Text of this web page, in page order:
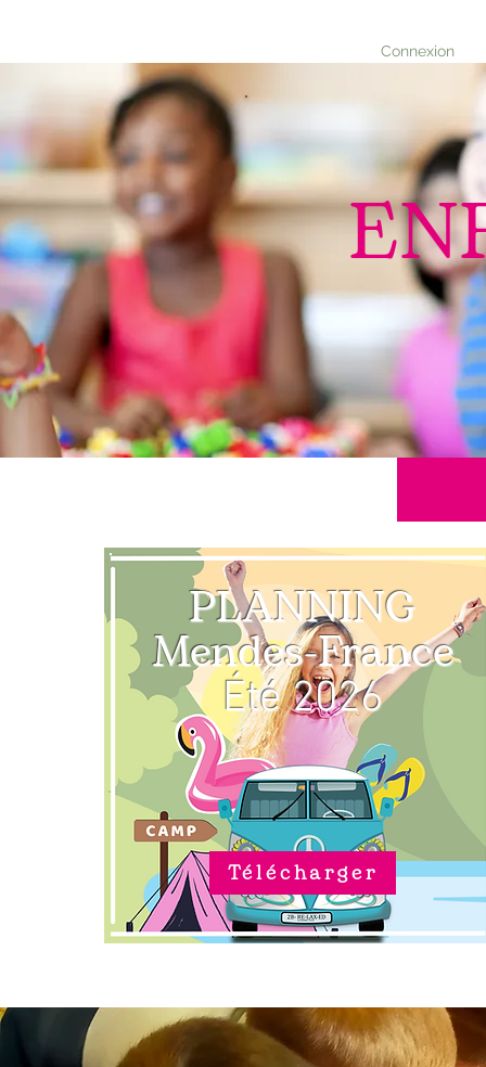
Connexion
PLANNING
Mendes-France
Été2026
Télécharger